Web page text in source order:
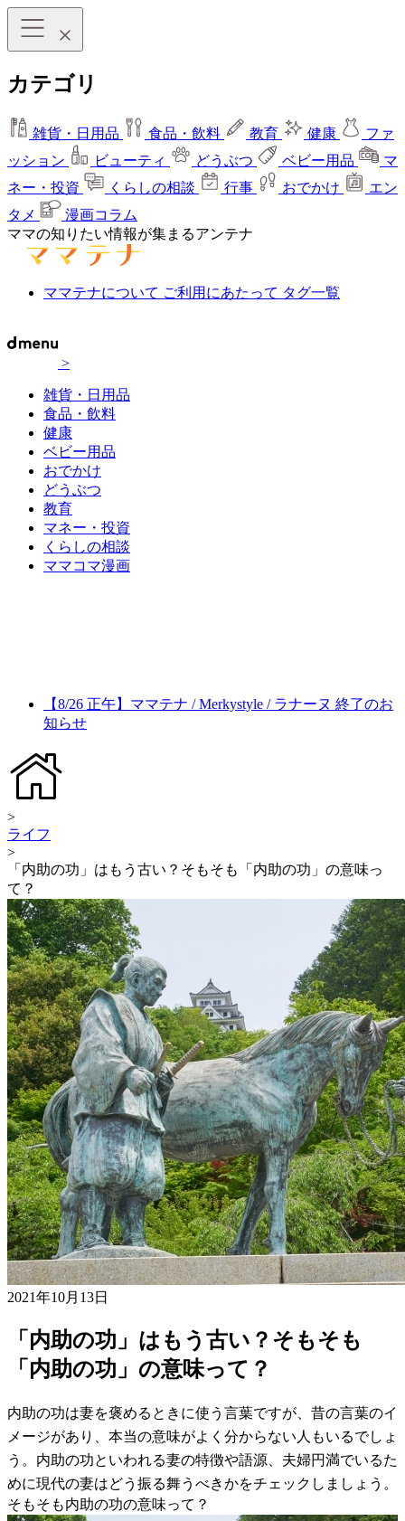
カテゴリ
雑貨・日用品 食品・飲料 教育 健康
ファ
ッション
ビューティ どうぶつ ベビー用品
マ
ネー・投資
くらしの相談 行事 おでかけ
エン
タメ
漫画コラム
ママの知りたい情報が集まるアンテナ
ママテナについて ご利用にあたって タグ一覧
>
雑貨・日用品
食品・飲料
健康
ベビー用品
おでかけ
どうぶつ
教育
マネー・投資
くらしの相談
ママコマ漫画
【8/26 正午】ママテナ / Merkystyle / ラナーヌ 終了のお
知らせ
>
ライフ
>
「内助の功」はもう古い？そもそも「内助の功」の意味っ
て？
2021年10月13日
「内助の功」はもう古い？そもそも
「内助の功」の意味って？
内助の功は妻を褒めるときに使う言葉ですが、昔の言葉のイ
メージがあり、本当の意味がよく分からない人もいるでしょ
う。内助の功といわれる妻の特徴や語源、夫婦円満でいるた
めに現代の妻はどう振る舞うべきかをチェックしましょう。
そもそも内助の功の意味って？